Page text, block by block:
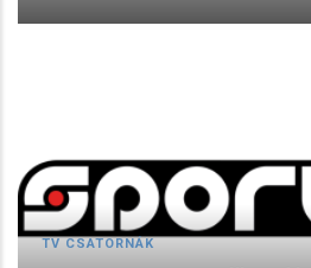
TV CSATORNÁK